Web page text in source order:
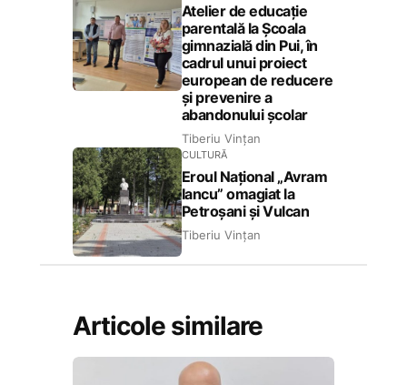
Atelier de educație
parentală la Școala
gimnazială din Pui, în
cadrul unui proiect
european de reducere
și prevenire a
abandonului școlar
Tiberiu Vințan
CULTURĂ
Eroul Național „Avram
Iancu” omagiat la
Petroșani și Vulcan
Tiberiu Vințan
Articole similare